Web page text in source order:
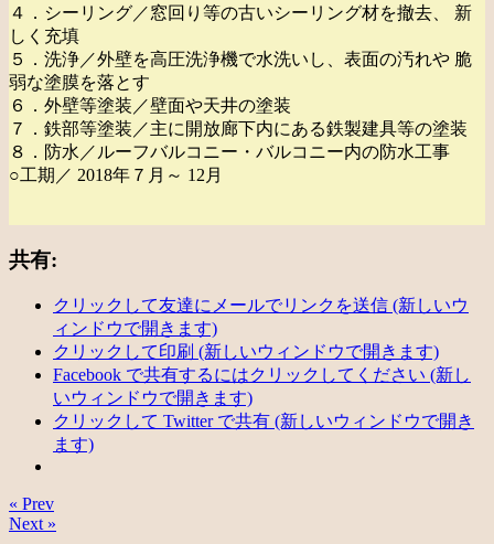
４．シーリング／窓回り等の古いシーリング材を撤去、 新
しく充填
５．洗浄／外壁を高圧洗浄機で水洗いし、表面の汚れや 脆
弱な塗膜を落とす
６．外壁等塗装／壁面や天井の塗装
７．鉄部等塗装／主に開放廊下内にある鉄製建具等の塗装
８．防水／ルーフバルコニー・バルコニー内の防水工事
○工期／ 2018年７月～ 12月
共有:
クリックして友達にメールでリンクを送信 (新しいウ
ィンドウで開きます)
クリックして印刷 (新しいウィンドウで開きます)
Facebook で共有するにはクリックしてください (新し
いウィンドウで開きます)
クリックして Twitter で共有 (新しいウィンドウで開き
ます)
« Prev
Next »